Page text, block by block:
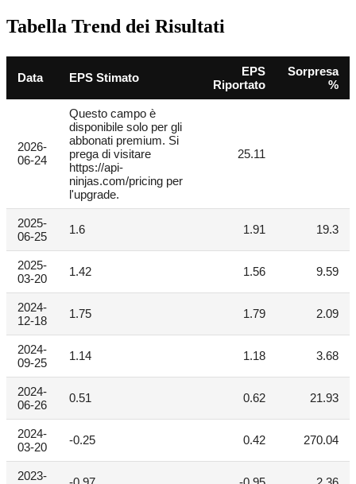
Tabella Trend dei Risultati
Data EPS Stimato
EPS
Riportato
Sorpresa
%
2026-
06-24
Questo campo è
disponibile solo per gli
abbonati premium. Si
prega di visitare
https://api-
ninjas.com/pricing per
l'upgrade.
25.11
2025-
06-25
1.6 1.91 19.3
2025-
03-20
1.42 1.56 9.59
2024-
12-18
1.75 1.79 2.09
2024-
09-25
1.14 1.18 3.68
2024-
06-26
0.51 0.62 21.93
2024-
03-20
-0.25 0.42 270.04
2023-